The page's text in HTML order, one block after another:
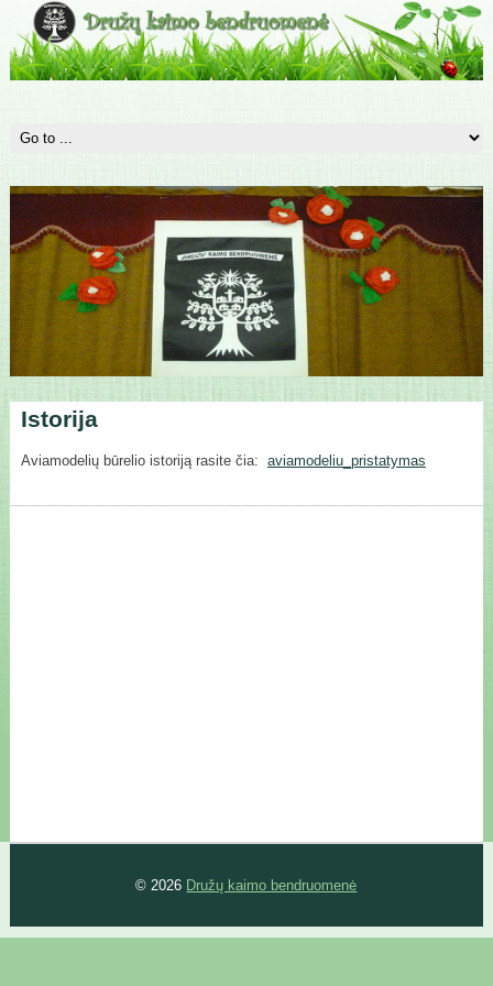
Istorija
Aviamodelių būrelio istoriją rasite čia: aviamodeliu_pristatymas
© 2026 Družų kaimo bendruomenė